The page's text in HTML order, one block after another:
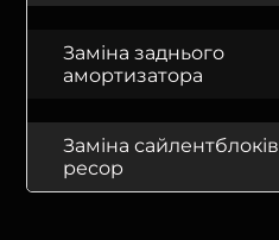
Заміна заднього
амортизатора
Заміна сайлентблоків
ресор